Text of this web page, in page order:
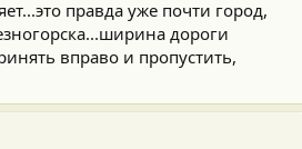
правда уже почти город,
дороги
вправо и пропустить,